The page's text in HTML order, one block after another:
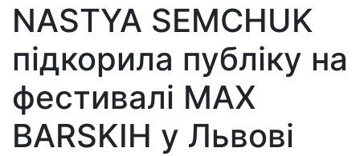
NASTYA SEMCHUK
підкорила публіку на
фестивалі MAX
BARSKIH у Львові